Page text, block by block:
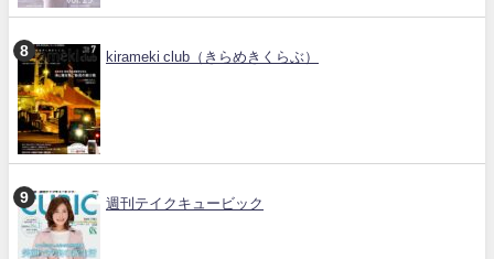
kirameki club（きらめきくらぶ）
週刊テイクキュービック